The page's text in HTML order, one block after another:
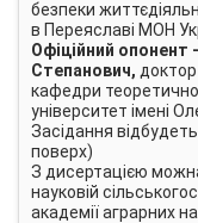
безпеки
в Переяславі МОН
Офіційний опонент
Степанович,
кафедри
університет імені
Засідання
поверх)
З дисертацією
науковій
академії аграрних